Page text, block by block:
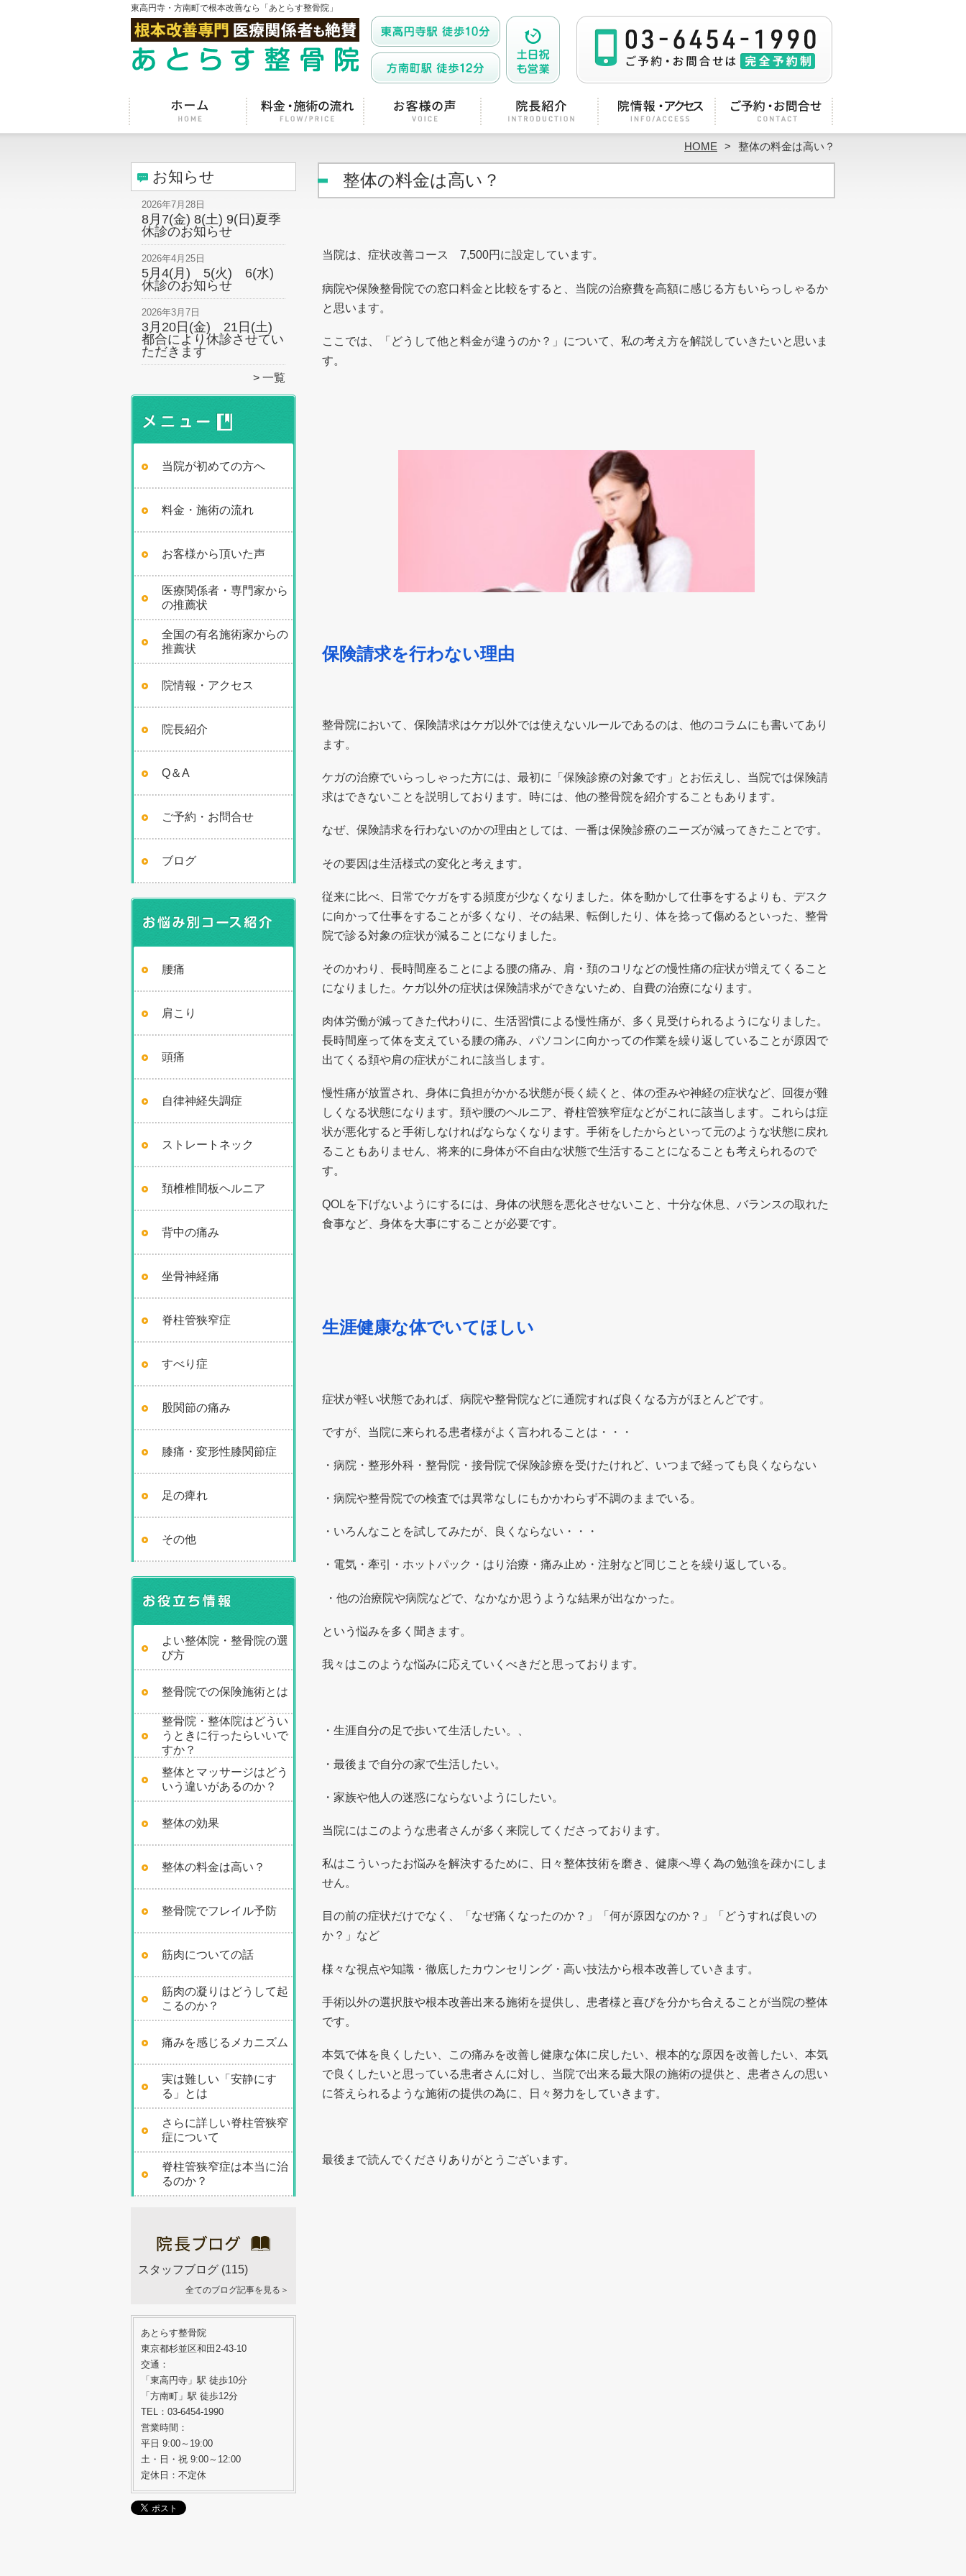
東高円寺・方南町で根本改善なら「あとらす整骨院」
HOME 整体の料金は高い？
お知らせ
2026年7月28日
8月7(金) 8(土) 9(日)夏季
休診のお知らせ
2026年4月25日
5月4(月) 5(火) 6(水)
休診のお知らせ
2026年3月7日
3月20日(金) 21日(土)
都合により休診させてい
ただきます
一覧
当院が初めての方へ
料金・施術の流れ
お客様から頂いた声
医療関係者・専門家から
の推薦状
全国の有名施術家からの
推薦状
院情報・アクセス
院長紹介
Q＆A
ご予約・お問合せ
ブログ
腰痛
肩こり
頭痛
自律神経失調症
ストレートネック
頚椎椎間板ヘルニア
背中の痛み
坐骨神経痛
脊柱管狭窄症
すべり症
股関節の痛み
膝痛・変形性膝関節症
足の痺れ
その他
よい整体院・整骨院の選
び方
整骨院での保険施術とは
整骨院・整体院はどうい
うときに行ったらいいで
すか？
整体とマッサージはどう
いう違いがあるのか？
整体の効果
整体の料金は高い？
整骨院でフレイル予防
筋肉についての話
筋肉の凝りはどうして起
こるのか？
痛みを感じるメカニズム
実は難しい「安静にす
る」とは
さらに詳しい脊柱管狭窄
症について
脊柱管狭窄症は本当に治
るのか？
スタッフブログ (115)
全てのブログ記事を見る＞
あとらす整骨院
東京都杉並区和田2-43-10
交通：
「東高円寺」駅 徒歩10分
「方南町」駅 徒歩12分
TEL：03-6454-1990
営業時間：
平日 9:00～19:00
土・日・祝 9:00～12:00
定休日：不定休
整体の料金は高い？
当院は、症状改善コース 7,500円に設定しています。
病院や保険整骨院での窓口料金と比較をすると、当院の治療費を高額に感じる方もいらっしゃるか
と思います。
ここでは、「どうして他と料金が違うのか？」について、私の考え方を解説していきたいと思いま
す。
保険請求を行わない理由
整骨院において、保険請求はケガ以外では使えないルールであるのは、他のコラムにも書いてあり
ます。
ケガの治療でいらっしゃった方には、最初に「保険診療の対象です」とお伝えし、当院では保険請
求はできないことを説明しております。時には、他の整骨院を紹介することもあります。
なぜ、保険請求を行わないのかの理由としては、一番は保険診療のニーズが減ってきたことです。
その要因は生活様式の変化と考えます。
従来に比べ、日常でケガをする頻度が少なくなりました。体を動かして仕事をするよりも、デスク
に向かって仕事をすることが多くなり、その結果、転倒したり、体を捻って傷めるといった、整骨
院で診る対象の症状が減ることになりました。
そのかわり、長時間座ることによる腰の痛み、肩・頚のコリなどの慢性痛の症状が増えてくること
になりました。ケガ以外の症状は保険請求ができないため、自費の治療になります。
肉体労働が減ってきた代わりに、生活習慣による慢性痛が、多く見受けられるようになりました。
長時間座って体を支えている腰の痛み、パソコンに向かっての作業を繰り返していることが原因で
出てくる頚や肩の症状がこれに該当します。
慢性痛が放置され、身体に負担がかかる状態が長く続くと、体の歪みや神経の症状など、回復が難
しくなる状態になります。頚や腰のヘルニア、脊柱管狭窄症などがこれに該当します。これらは症
状が悪化すると手術しなければならなくなります。手術をしたからといって元のような状態に戻れ
ることもありません、将来的に身体が不自由な状態で生活することになることも考えられるので
す。
QOLを下げないようにするには、身体の状態を悪化させないこと、十分な休息、バランスの取れた
食事など、身体を大事にすることが必要です。
生涯健康な体でいてほしい
症状が軽い状態であれば、病院や整骨院などに通院すれば良くなる方がほとんどです。
ですが、当院に来られる患者様がよく言われることは・・・
・病院・整形外科・整骨院・接骨院で保険診療を受けたけれど、いつまで経っても良くならない
・病院や整骨院での検査では異常なしにもかかわらず不調のままでいる。
・いろんなことを試してみたが、良くならない・・・
・電気・牽引・ホットパック・はり治療・痛み止め・注射など同じことを繰り返している。
・他の治療院や病院などで、なかなか思うような結果が出なかった。
という悩みを多く聞きます。
我々はこのような悩みに応えていくべきだと思っております。
・生涯自分の足で歩いて生活したい。、
・最後まで自分の家で生活したい。
・家族や他人の迷惑にならないようにしたい。
当院にはこのような患者さんが多く来院してくださっております。
私はこういったお悩みを解決するために、日々整体技術を磨き、健康へ導く為の勉強を疎かにしま
せん。
目の前の症状だけでなく、「なぜ痛くなったのか？」「何が原因なのか？」「どうすれば良いの
か？」など
様々な視点や知識・徹底したカウンセリング・高い技法から根本改善していきます。
手術以外の選択肢や根本改善出来る施術を提供し、患者様と喜びを分かち合えることが当院の整体
です。
本気で体を良くしたい、この痛みを改善し健康な体に戻したい、根本的な原因を改善したい、本気
で良くしたいと思っている患者さんに対し、当院で出来る最大限の施術の提供と、患者さんの思い
に答えられるような施術の提供の為に、日々努力をしていきます。
最後まで読んでくださりありがとうございます。